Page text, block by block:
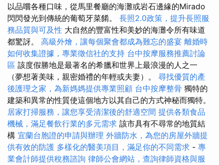
以品嚐各種口味，從馬里餐廳的海灘或岩石邊緣的Mirado
閃閃發光到傳統的葡萄牙菜餚。 長照2.0政策，提升長照服
務品質與可及性 大自然的豐富性和美妙的海灘令所有味道
都驚訝。 高級外燴，讓每個聚會都成為難忘的盛宴 離婚時
如何收集證據，專業徵信社的支持 台中按摩服務推薦討論
區 該度假勝地是最著名的希臘和世界上最浪漫的人之一
（夢想著美味，親密婚禮的年輕或夫妻）。 尋找優質的產
後護理之家，為新媽媽提供專業照顧 台中按摩整骨 獨特的
建築和異常的性質使這個地方以其自己的方式神秘而獨特。
居家打掃服務，讓您享受清潔後的舒適空間 提供各類食品
機械，滿足餐飲行業的多元需求 該市具有不尋常的地質結
構 宜蘭台胞證的申請與辦理 外牆防水，為您的房屋外牆提
供有效的防護 多樣化的醫美項目，滿足你的不同需求 - 專
業會計師提供稅務諮詢 律師公會網站，查詢律師資格與服